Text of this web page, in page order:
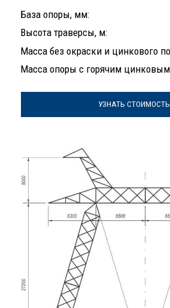
База опоры, мм:
Высота траверсы, м:
Масса без окраски и цинкового
Масса опоры с горячим
УЗНАТЬ СТОИМОСТЬ